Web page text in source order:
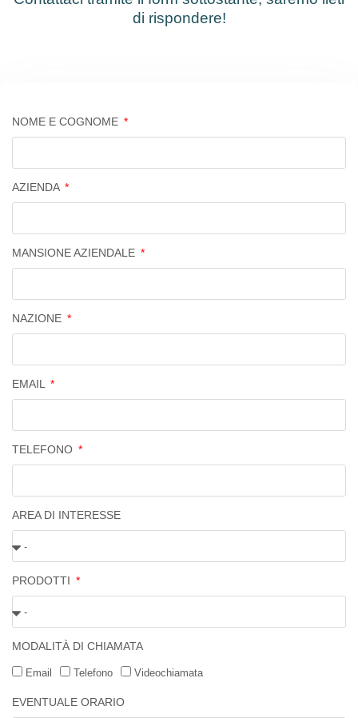
di rispondere!
NOME E COGNOME
AZIENDA
MANSIONE AZIENDALE
NAZIONE
EMAIL
TELEFONO
AREA DI INTERESSE
PRODOTTI
MODALITÀ DI CHIAMATA
Email Telefono Videochiamata
EVENTUALE ORARIO